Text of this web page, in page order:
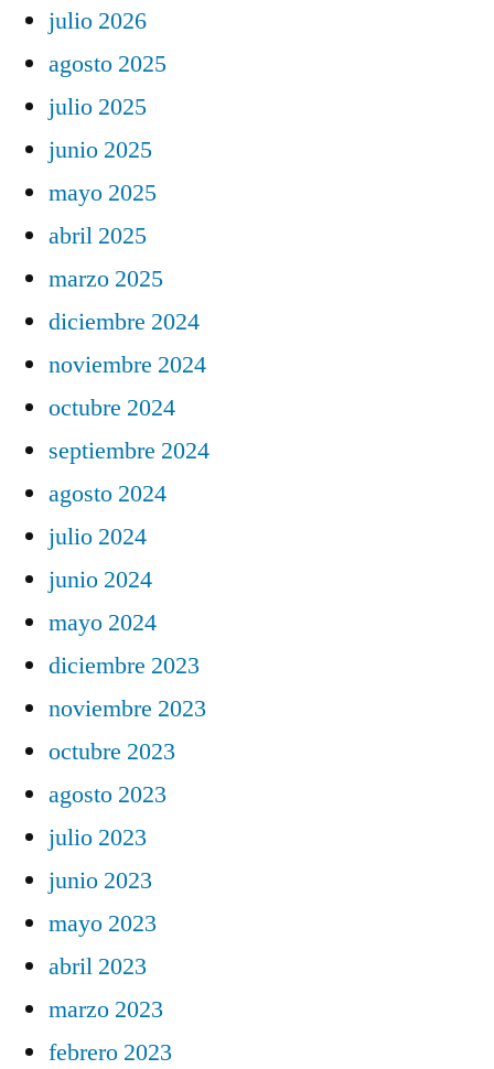
julio 2026
agosto 2025
julio 2025
junio 2025
mayo 2025
abril 2025
marzo 2025
diciembre 2024
noviembre 2024
octubre 2024
septiembre 2024
agosto 2024
julio 2024
junio 2024
mayo 2024
diciembre 2023
noviembre 2023
octubre 2023
agosto 2023
julio 2023
junio 2023
mayo 2023
abril 2023
marzo 2023
febrero 2023